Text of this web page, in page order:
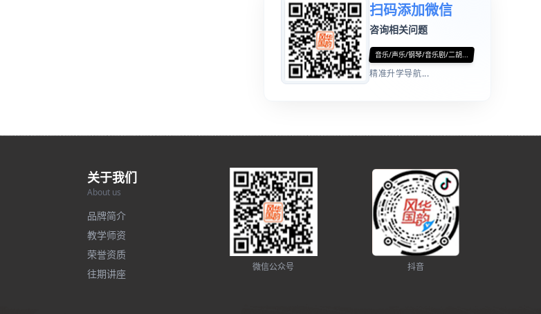
扫码添加微信
咨询相关问题
音乐/声乐/钢琴/音乐剧/二胡...
精准升学导航...
关于我们
About us
品牌简介
教学师资
荣誉资质
往期讲座
微信公众号 抖音